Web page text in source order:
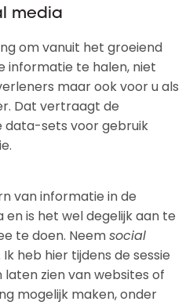
media
om vanuit het groeiend
informatie te halen, niet
maar ook voor u als
Dat vertraagt de
data-sets voor gebruik
van informatie in de
is het wel degelijk aan te
te doen. Neemsocial
heb hier tijdens de sessie
zien van websites of
mogelijk maken, onder